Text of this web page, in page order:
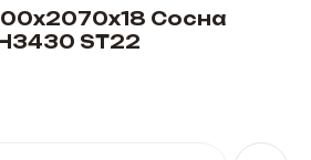
Сосна
ST22